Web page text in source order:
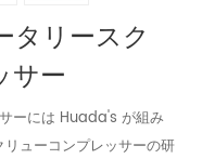
タリースク
サー
ーには Huada's が組み
ューコンプレッサーの研